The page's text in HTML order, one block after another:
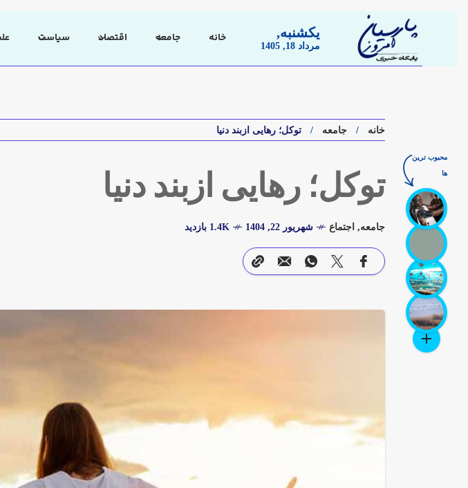
یکشنبه,
مرداد 18, 1405
خانه جامعه اقتصاد سیاست
خانه جامعه توکل؛ رهایی ازبند دنیا
توکل؛ رهایی ازبند دنیا
جامعه, اجتماع شهریور 22, 1404 1.4K بازدید
محبوب ترین
ها